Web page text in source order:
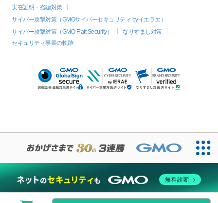
実在証明・盗聴対策
サイバー攻撃対策（GMOサイバーセキュリティ byイエラエ）
サイバー攻撃対策（GMO Flatt Security）
なりすまし対策
セキュリティ事業の軌跡
無料診断